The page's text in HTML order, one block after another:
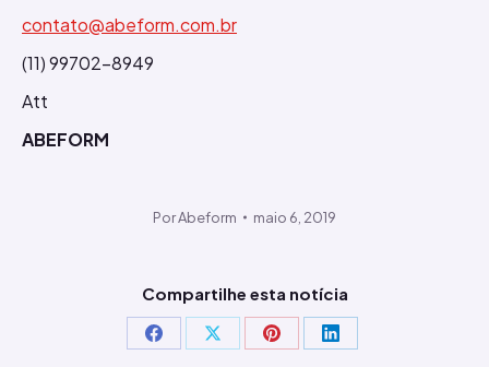
contato@abeform.com.br
(11) 99702-8949
Att
ABEFORM
PorAbeform maio 6, 2019
Compartilhe esta notícia
CompartilharCompartilharCompartilharCompartilhar